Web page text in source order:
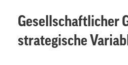
Gesellschaftlicher
strategische